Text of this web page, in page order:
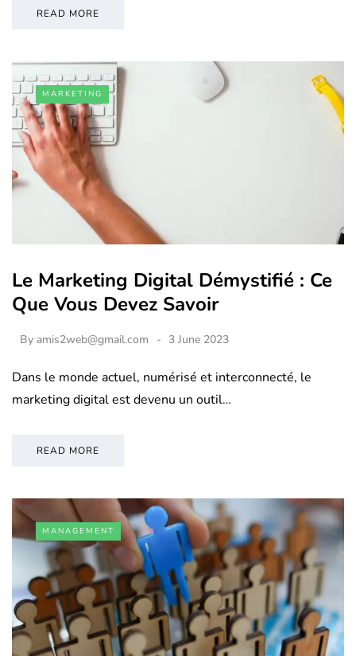
READ MORE
MARKETING
Le Marketing Digital Démystifié : Ce
Que Vous Devez Savoir
By amis2web@gmail.com 3 June 2023
Dans le monde actuel, numérisé et interconnecté, le
marketing digital est devenu un outil…
READ MORE
MANAGEMENT